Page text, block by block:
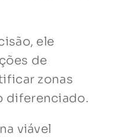
ele
de
zonas
diferenciado.
viável